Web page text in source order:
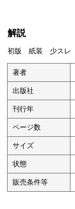
解説
初版 紙装 少スレ
著者
出版社
刊行年
ページ数
サイズ
状態
販売条件等